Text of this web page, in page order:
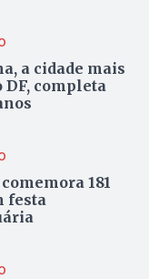
a cidade mais
DF, completa
181
festa